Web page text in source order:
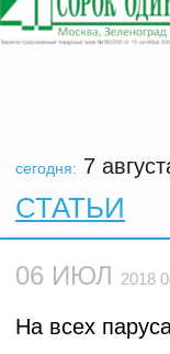
сегодня: 7
СТАТЬИ
06 ИЮЛ 2018
На всех